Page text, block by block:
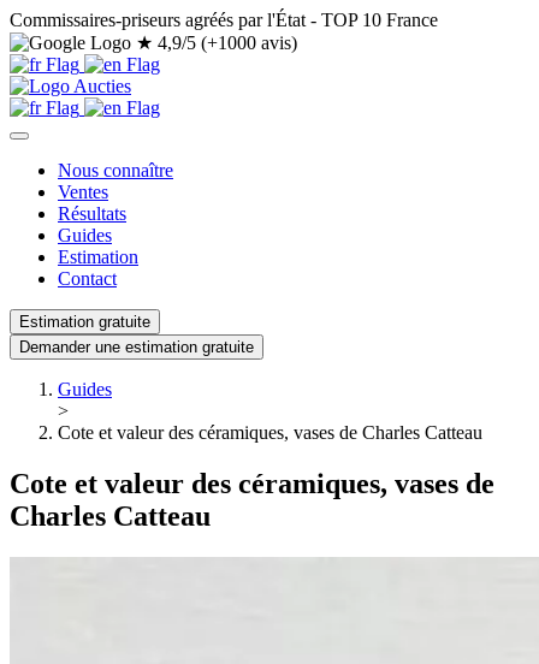
Commissaires-priseurs agréés par l'État - TOP 10 France
★ 4,9/5 (+1000 avis)
Nous connaître
Ventes
Résultats
Guides
Estimation
Contact
Estimation gratuite
Demander une estimation gratuite
Guides
>
Cote et valeur des céramiques, vases de Charles Catteau
Cote et valeur des céramiques, vases de
Charles Catteau